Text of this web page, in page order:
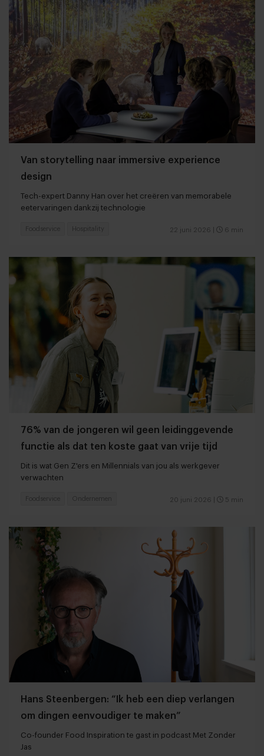
Van storytelling naar immersive experience
design
Tech-expert Danny Han over het creëren van memorabele
eetervaringen dankzij technologie
22 juni 2026 6 min
Foodservice Hospitality
76% van de jongeren wil geen leidinggevende
functie als dat ten koste gaat van vrije tijd
Dit is wat Gen Z'ers en Millennials van jou als werkgever
verwachten
20 juni 2026 5 min
Foodservice Ondernemen
Hans Steenbergen: “Ik heb een diep verlangen
om dingen eenvoudiger te maken”
Co-founder Food Inspiration te gast in podcast Met Zonder
Jas